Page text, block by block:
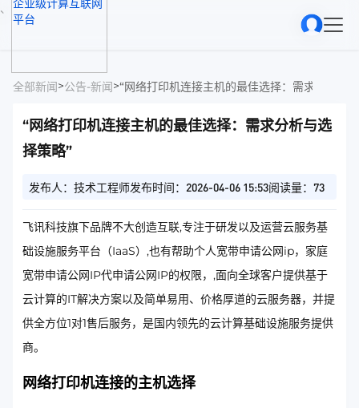
、
全部新闻>公告-新闻>“网络打印机连接主机的最佳选择：需求分析与
“网络打印机连接主机的最佳选择：需求分析与选
择策略”
发布人：技术工程师发布时间：2026-04-06 15:53阅读量：73
飞讯科技旗下品牌不大创造互联,专注于研发以及运营云服务基
础设施服务平台（IaaS）,也有帮助个人宽带申请公网ip，家庭
宽带申请公网IP代申请公网IP的权限，,面向全球客户提供基于
云计算的IT解决方案以及简单易用、价格厚道的云服务器，并提
供全方位1对1售后服务，是国内领先的云计算基础设施服务提供
商。
网络打印机连接的主机选择